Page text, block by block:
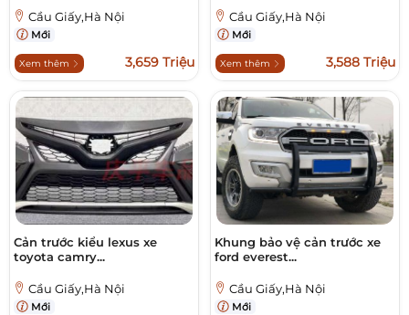
Cầu Giấy,Hà Nội
Mới
Xem thêm 3,659 Triệu
Cầu Giấy,Hà Nội
Mới
Xem thêm 3,588 Triệu
Cản trước kiểu lexus xe
toyota camry...
Cầu Giấy,Hà Nội
Mới
Khung bảo vệ cản trước xe
ford everest...
Cầu Giấy,Hà Nội
Mới